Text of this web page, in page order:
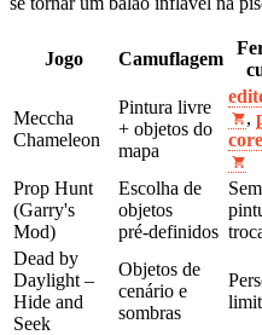
Jogo Camuflagem
Meccha
Chameleon
Pintura livre
+ objetos do
mapa
,
Prop Hunt
(Garry's
Mod)
Escolha de
objetos
pré‑definidos
Dead by
Daylight –
Hide and
Seek
Objetos de
cenário e
sombras